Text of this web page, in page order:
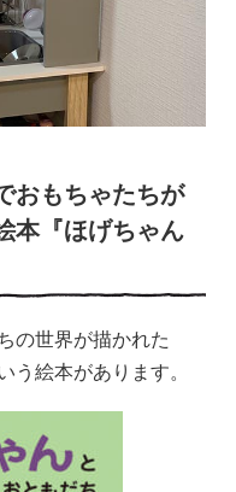
おもちゃたちが
『ほげちゃん
の世界が描かれた
う絵本があります。